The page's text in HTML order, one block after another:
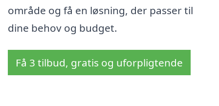
område og få en løsning, der passer til
dine behov og budget.
Få 3 tilbud, gratis og uforpligtende